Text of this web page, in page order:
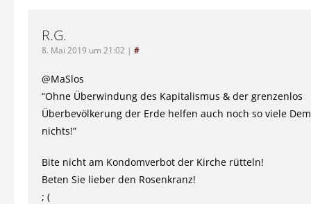
R.G.
8. Mai 2019 um 21:02 | #
@MaSlos
“Ohne Überwindung des Kapitalismus & der grenzenlos
Überbevölkerung der Erde helfen auch noch so viele
nichts!”
Bite nicht am Kondomverbot der Kirche rütteln!
Beten Sie lieber den Rosenkranz!
; (